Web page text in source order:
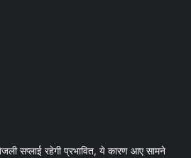
सप्लाई रहेगी प्रभावित, ये कारण आए सामने